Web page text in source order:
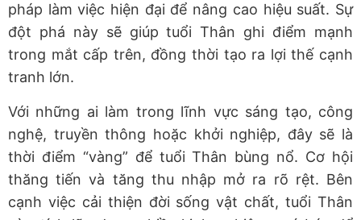
pháp làm việc hiện đại để nâng cao hiệu suất. Sự
đột phá này sẽ giúp tuổi Thân ghi điểm mạnh
trong mắt cấp trên, đồng thời tạo ra lợi thế cạnh
tranh lớn.
Với những ai làm trong lĩnh vực sáng tạo, công
nghệ, truyền thông hoặc khởi nghiệp, đây sẽ là
thời điểm “vàng” để tuổi Thân bùng nổ. Cơ hội
thăng tiến và tăng thu nhập mở ra rõ rệt. Bên
cạnh việc cải thiện đời sống vật chất, tuổi Thân